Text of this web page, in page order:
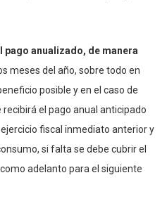
pago anualizado, de manera
meses del año, sobre todo en
posible y en el caso de
el pago anual anticipado
fiscal inmediato anterior y
si falta se debe cubrir el
adelanto para el siguiente